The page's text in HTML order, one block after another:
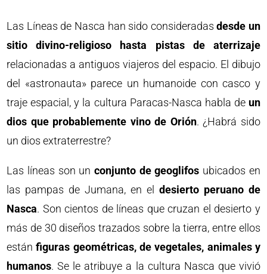
Las Líneas de Nasca han sido consideradasdesde un
sitio divino-religioso hasta pistas de aterrizaje
relacionadas a antiguos viajeros del espacio. El dibujo
del «astronauta» parece un humanoide con casco y
traje espacial, y la cultura Paracas-Nasca habla de un
dios que probablemente vino de Orión. ¿Habrá sido
un dios extraterrestre?
Las líneas son un conjunto de geoglifos ubicados en
las pampas de Jumana, en el desierto peruano de
Nasca. Son cientos de líneas que cruzan el desierto y
más de 30 diseños trazados sobre la tierra, entre ellos
estánfiguras geométricas, de vegetales, animales y
humanos. Se le atribuye a la cultura Nasca que vivió